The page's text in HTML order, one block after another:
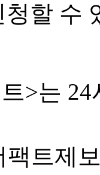
청할 수
>는
팩트제